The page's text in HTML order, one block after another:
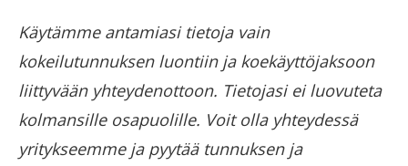
Käytämme antamiasi tietoja vain
kokeilutunnuksen luontiin ja koekäyttöjaksoon
liittyvään yhteydenottoon. Tietojasi ei luovuteta
kolmansille osapuolille. Voit olla yhteydessä
yritykseemme ja pyytää tunnuksen ja